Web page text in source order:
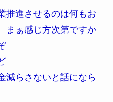
推進させるのは何もお
まぁ感じ方次第ですか
減らさないと話になら